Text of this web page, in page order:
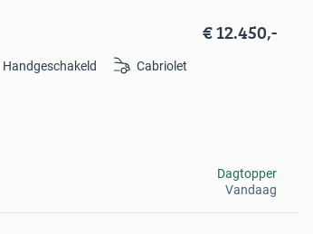
€ 12.450,-
Handgeschakeld Cabriolet
Dagtopper
Vandaag